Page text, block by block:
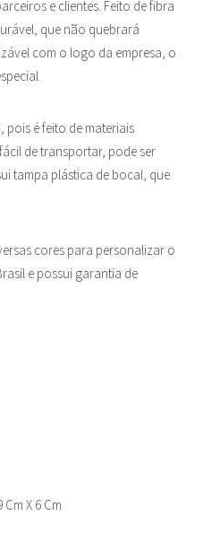
e clientes. Feito de fibra
que não quebrará
com o logo da empresa, o
é feito de materiais
de transportar, pode ser
tampa plástica de bocal, que
cores para personalizar o
e possui garantia de
X 6 Cm